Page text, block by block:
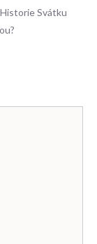
Svátku